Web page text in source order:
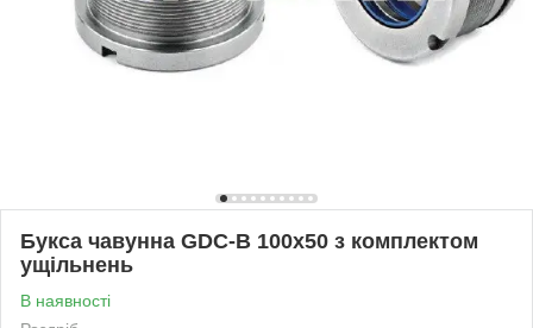
Букса чавунна GDC-B 100х50 з комплектом
ущільнень
В наявності